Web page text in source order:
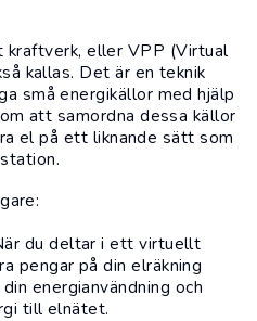
eller VPP (Virtual
kallas. Det är en teknik
små energikällor med hjälp
att samordna dessa källor
el på ett liknande sätt som
du deltar i ett virtuellt
pengar på din elräkning
energianvändning och
till elnätet.